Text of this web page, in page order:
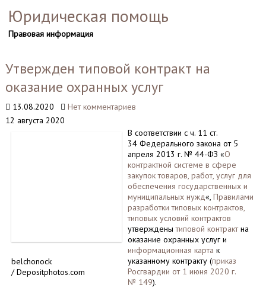
Юридическая помощь
Правовая информация
Утвержден типовой контракт на
оказание охранных услуг
13.08.2020
Нет комментариев
12 августа 2020
belchonock
/ Depositphotos.com
В соответствии с ч. 11 ст.
34 Федерального закона от 5
апреля 2013 г. № 44-ФЗ «О
контрактной системе в сфере
закупок товаров, работ, услуг для
обеспечения государственных и
муниципальных нужд«, Правилами
разработки типовых контрактов,
типовых условий контрактов
утвержденытиповой контрактна
оказание охранных услуг и
информационная карта к
указанному контракту (приказ
Росгвардии от 1 июня 2020 г.
№ 149).